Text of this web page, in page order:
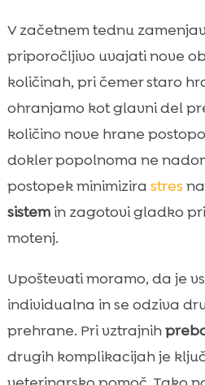
V začetnem tednu
priporočljivo uvajati nove
količinah, pri čemer staro
ohranjamo kot glavni del
količino nove hrane
dokler popolnoma ne
postopek minimizira stres na
sistemin zagotovi gladko
motenj.
Upoštevati moramo, da je
individualna in se odziva
prehrane. Pri vztrajnih
drugih komplikacijah je